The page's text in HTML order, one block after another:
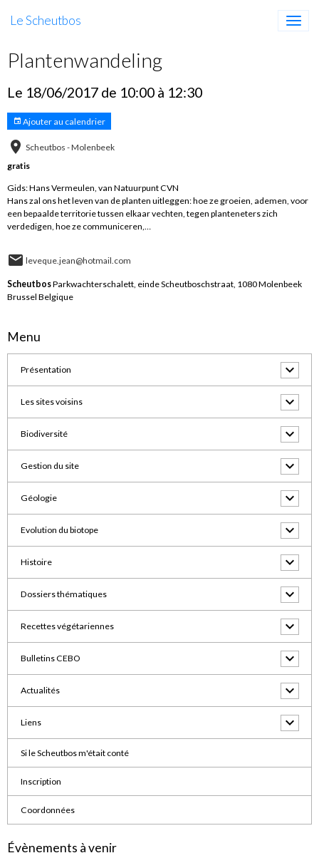
Le Scheutbos
Plantenwandeling
Le 18/06/2017 de 10:00 à 12:30
Ajouter au calendrier
Scheutbos - Molenbeek
gratis
Gids: Hans Vermeulen, van Natuurpunt CVN
Hans zal ons het leven van de planten uitleggen: hoe ze groeien, ademen, voor
een bepaalde territorie tussen elkaar vechten, tegen planteneters zich
verdedigen, hoe ze communiceren,…
leveque.jean@hotmail.com
ScheutbosParkwachterschalett, einde Scheutboschstraat, 1080 Molenbeek
Brussel Belgique
Menu
Présentation
Les sites voisins
Biodiversité
Gestion du site
Géologie
Evolution du biotope
Histoire
Dossiers thématiques
Recettes végétariennes
Bulletins CEBO
Actualités
Liens
Si le Scheutbos m'était conté
Inscription
Coordonnées
Évènements à venir